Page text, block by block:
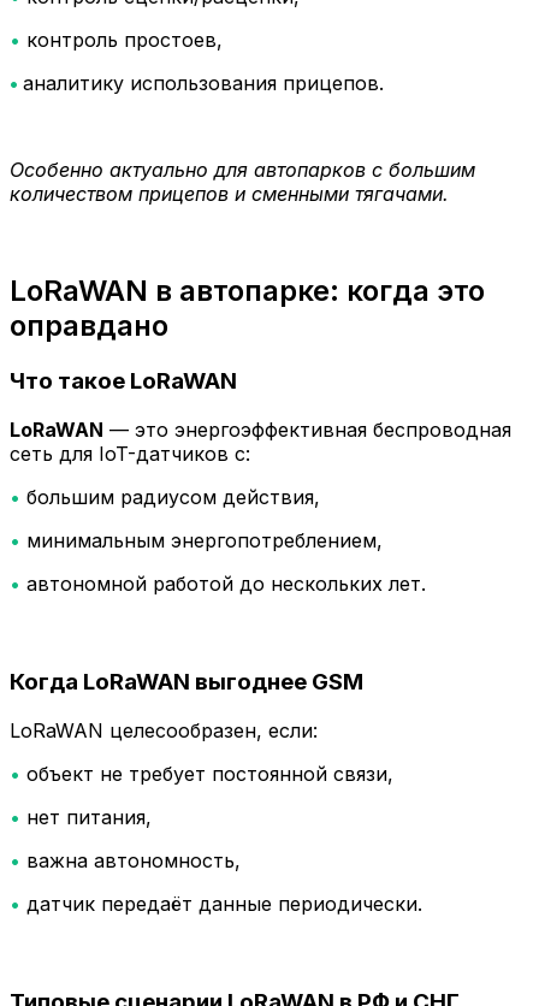
• контроль простоев,
• аналитику использования прицепов.
Особенно актуально для автопарков с большим
количеством прицепов и сменными тягачами.
LoRaWAN в автопарке: когда это
оправдано
Что такое LoRaWAN
LoRaWAN — это энергоэффективная беспроводная
сеть для IoT-датчиков с:
• большим радиусом действия,
• минимальным энергопотреблением,
• автономной работой до нескольких лет.
Когда LoRaWAN выгоднее GSM
LoRaWAN целесообразен, если:
• объект не требует постоянной связи,
• нет питания,
• важна автономность,
• датчик передаёт данные периодически.